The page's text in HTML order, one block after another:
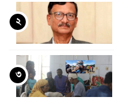
২
৩